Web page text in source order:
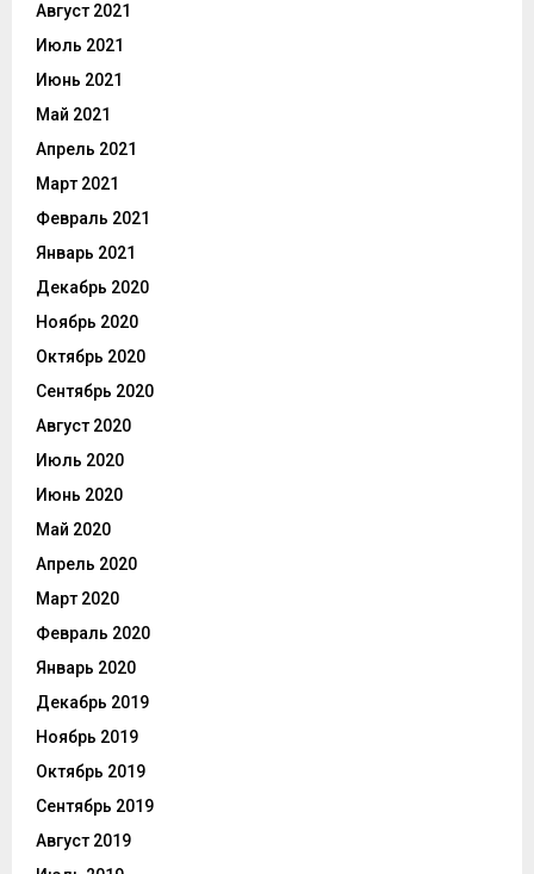
Август 2021
Июль 2021
Июнь 2021
Май 2021
Апрель 2021
Март 2021
Февраль 2021
Январь 2021
Декабрь 2020
Ноябрь 2020
Октябрь 2020
Сентябрь 2020
Август 2020
Июль 2020
Июнь 2020
Май 2020
Апрель 2020
Март 2020
Февраль 2020
Январь 2020
Декабрь 2019
Ноябрь 2019
Октябрь 2019
Сентябрь 2019
Август 2019